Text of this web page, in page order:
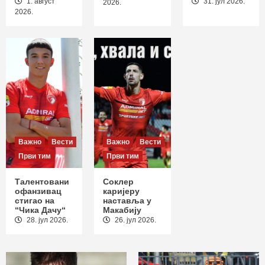
2
Важно Вести Извештаји Први тим
Пораз на отварању сезоне: Раднички
положио оружје у Новом Пазару
2026.
2026.
Важно
Вести
Први тим
Талентовани
офанзивац
стигао на
“Чика Дачу“
28. јул 2026.
Важно
Вести
Први тим
Соклер
каријеру
наставља у
Макабију
26. јул 2026.